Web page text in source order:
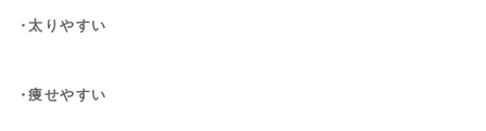
・ 太りやすい
・痩せやすい